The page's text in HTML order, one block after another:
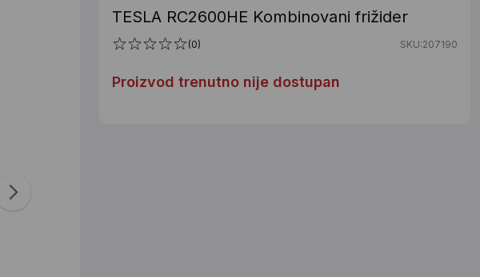
TESLA RC2600HE Kombinovani frižider
(0) SKU:207190
Proizvod trenutno nije dostupan